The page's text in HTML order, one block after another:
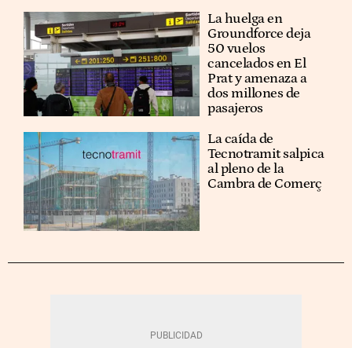
La huelga en
Groundforce deja
50 vuelos
cancelados en El
Prat y amenaza a
dos millones de
pasajeros
La caída de
Tecnotramit salpica
al pleno de la
Cambra de Comerç